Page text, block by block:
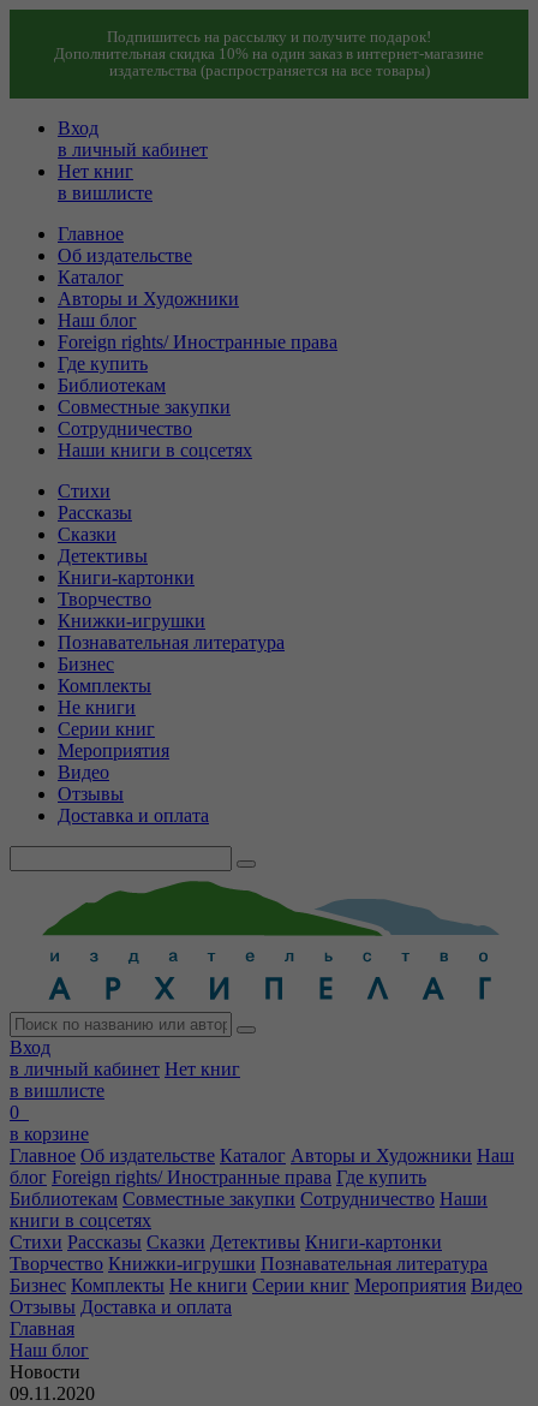
Подпишитесь на рассылку и получите подарок!
Дополнительная скидка 10% на один заказ в интернет-магазине
издательства (распространяется на все товары)
Вход
в личный кабинет
Нет книг
в вишлисте
Главное
Об издательстве
Каталог
Авторы и Художники
Наш блог
Foreign rights/ Иностранные права
Где купить
Библиотекам
Совместные закупки
Сотрудничество
Наши книги в соцсетях
Стихи
Рассказы
Сказки
Детективы
Книги-картонки
Творчество
Книжки-игрушки
Познавательная литература
Бизнес
Комплекты
Не книги
Серии книг
Мероприятия
Видео
Отзывы
Доставка и оплата
Вход
в личный кабинет Нет книг
в вишлисте
0
в корзине
Главное Об издательстве Каталог Авторы и Художники Наш
блог Foreign rights/ Иностранные права Где купить
Библиотекам Совместные закупки Сотрудничество Наши
книги в соцсетях
Стихи Рассказы Сказки Детективы Книги-картонки
Творчество Книжки-игрушки Познавательная литература
Бизнес Комплекты Не книги Серии книг Мероприятия Видео
Отзывы Доставка и оплата
Главная
Наш блог
Новости
09.11.2020